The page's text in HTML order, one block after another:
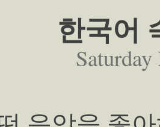
한국어